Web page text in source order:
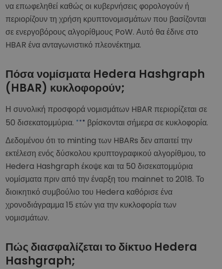
να επωφεληθεί καθώς οι κυβερνήσεις φορολογούν ή
περιορίζουν τη χρήση κρυπτονομισμάτων που βασίζονται
σε ενεργοβόρους αλγορίθμους PoW. Αυτό θα έδινε στο
HBAR ένα ανταγωνιστικό πλεονέκτημα.
Πόσα νομίσματα Hedera Hashgraph
(HBAR) κυκλοφορούν;
Η συνολική προσφορά νομισμάτων HBAR περιορίζεται σε
50 δισεκατομμύρια.
βρίσκονται σήμερα σε κυκλοφορία.
Δεδομένου ότι το minting των HBARs δεν απαιτεί την
εκτέλεση ενός δύσκολου κρυπτογραφικού αλγορίθμου, το
Hedera Hashgraph έκοψε και τα 50 δισεκατομμύρια
νομίσματα πριν από την έναρξη του mainnet το 2018. Το
διοικητικό συμβούλιο του Hedera καθόρισε ένα
χρονοδιάγραμμα 15 ετών για την κυκλοφορία των
νομισμάτων.
Πώς διασφαλίζεται το δίκτυο Hedera
Hashgraph;